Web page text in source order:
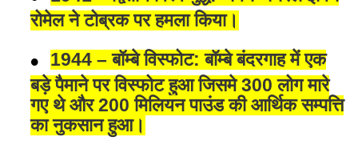
रोमेल ने टोब्रक पर हमला किया।
1944 – बॉम्बे विस्फोट: बॉम्बे बंदरगाह में एक
बड़े पैमाने पर विस्फोट हुआ जिसमे 300 लोग मारे
गए थे और 200 मिलियन पाउंड की आर्थिक सम्पत्ति
का नुकसान हुआ।